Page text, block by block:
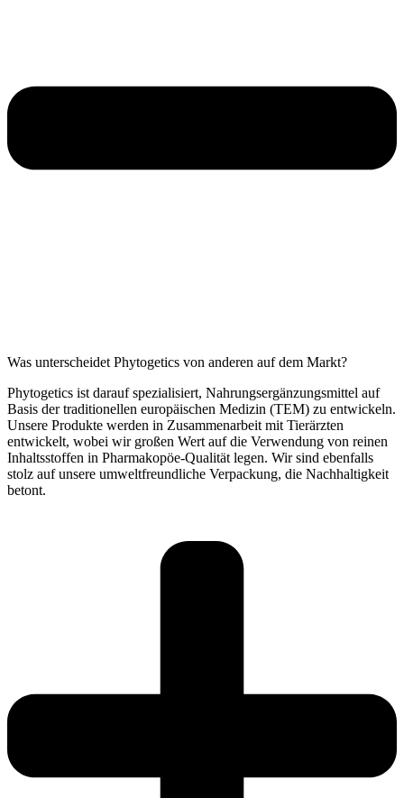
Was unterscheidet Phytogetics von anderen auf dem Markt?
Phytogetics ist darauf spezialisiert, Nahrungsergänzungsmittel auf
Basis der traditionellen europäischen Medizin (TEM) zu entwickeln.
Unsere Produkte werden in Zusammenarbeit mit Tierärzten
entwickelt, wobei wir großen Wert auf die Verwendung von reinen
Inhaltsstoffen in Pharmakopöe-Qualität legen. Wir sind ebenfalls
stolz auf unsere umweltfreundliche Verpackung, die Nachhaltigkeit
betont.